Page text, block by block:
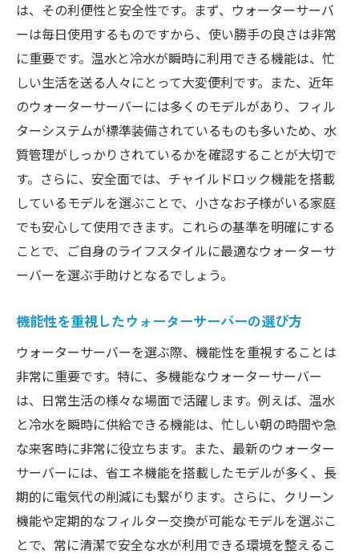
は、その利便性と安全性です。まず、ウォーターサーバ
ーは毎日使用するものですから、使い勝手の良さは非常
に重要です。温水と冷水が瞬時に利用できる機能は、忙
しい生活を送る人々にとって大変便利です。また、近年
のウォーターサーバーには多くのモデルがあり、フィル
ターシステムが標準装備されているものも多いため、水
質管理がしっかりされているかを確認することが大切で
す。さらに、安全面では、チャイルドロック機能を搭載
しているモデルを選ぶことで、小さなお子様がいる家庭
でも安心して使用できます。これらの基準を明確にする
ことで、ご自身のライフスタイルに最適なウォーターサ
ーバーを選ぶ手助けとなるでしょう。
機能性を重視したウォーターサーバーの選び方
ウォーターサーバーを選ぶ際、機能性を重視することは
非常に重要です。特に、多機能なウォーターサーバー
は、日常生活の様々な場面で活躍します。例えば、温水
と冷水を瞬時に供給できる機能は、忙しい朝の時間や急
な来客時に非常に役立ちます。また、最新のウォーター
サーバーには、省エネ機能を搭載したモデルが多く、長
期的に電気代の削減にも繋がります。さらに、クリーン
機能や定期的なフィルター交換が可能なモデルを選ぶこ
とで、常に清潔で安全な水が利用できる環境を整えるこ